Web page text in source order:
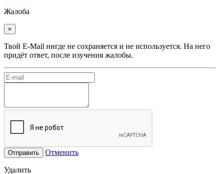
Жалоба
×
Твой E-Mail нигде не сохраняется и не используется. На него
придёт ответ, после изучения жалобы.
Отправить Отменить
Удалить